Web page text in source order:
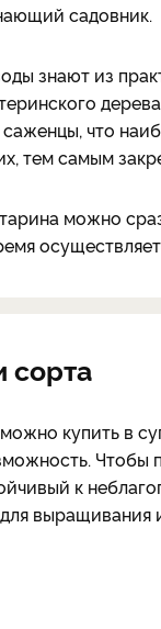
садовник.
знают из
что
тем самым
можно
сорта
купить в
к
выращивания